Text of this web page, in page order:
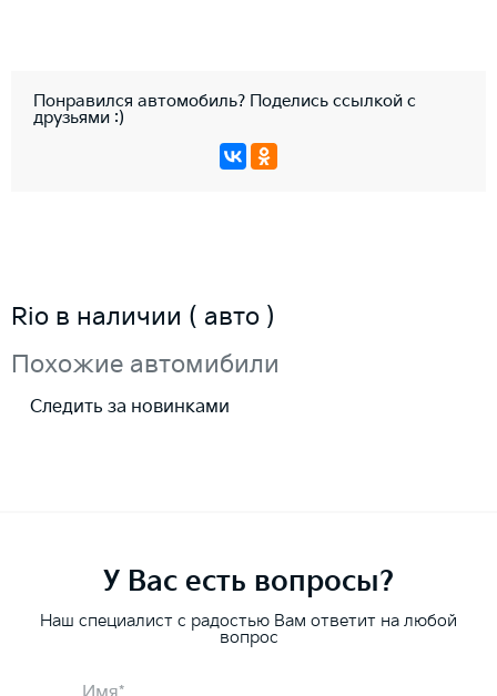
Понравился автомобиль? Поделись ссылкой с
друзьями :)
Rio в наличии ( авто )
Похожие автомибили
Следить за новинками
У Вас есть вопросы?
Наш специалист с радостью Вам ответит на любой
вопрос